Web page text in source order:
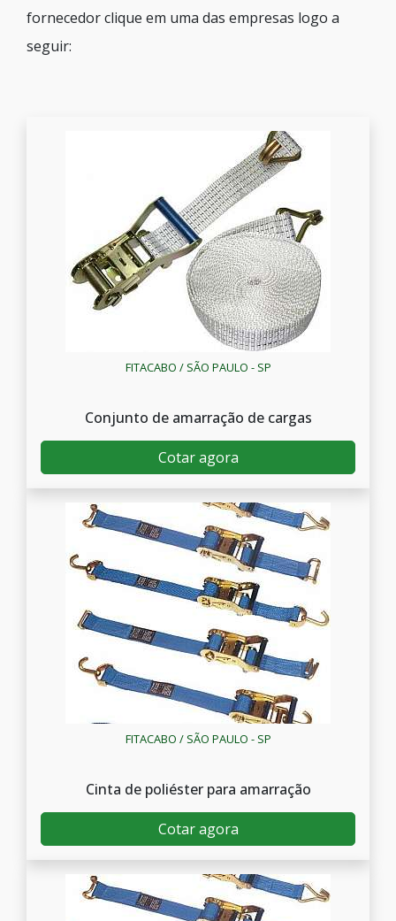
fornecedor clique em uma das empresas logo a
seguir:
FITACABO / SÃO PAULO - SP
Conjunto de amarração de cargas
Cotar agora
FITACABO / SÃO PAULO - SP
Cinta de poliéster para amarração
Cotar agora